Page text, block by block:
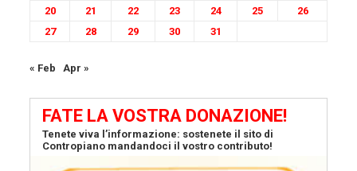
20
21 22 23 24 25
26
27
28 29 30 31
« Feb Apr »
FATE LA VOSTRA DONAZIONE!
Tenete viva l’informazione: sostenete il sito di
Contropiano mandandoci il vostro contributo!